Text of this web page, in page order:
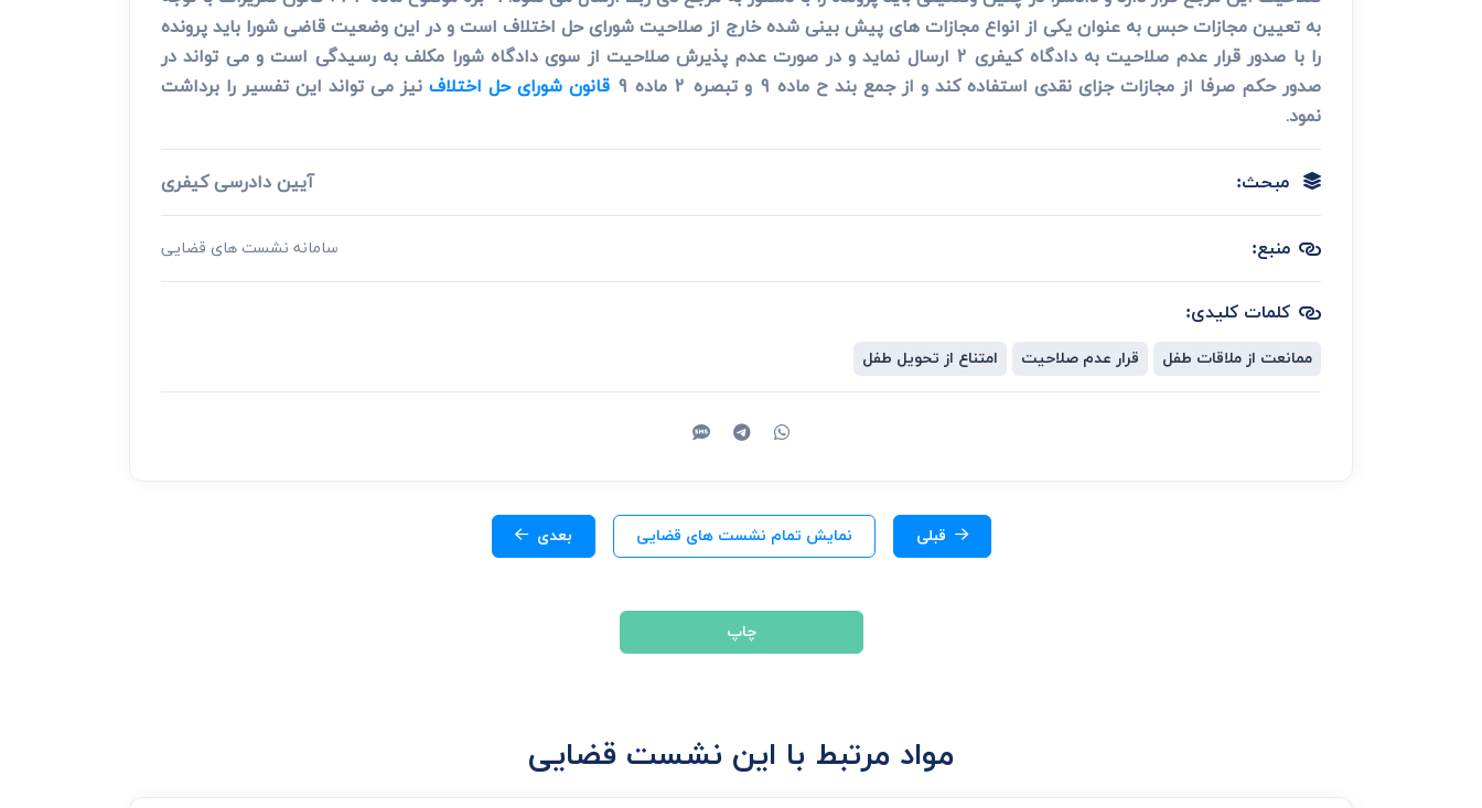
به تعیین مجازات حبس به عنوان یکی از انواع مجازات های پیش بینی شده خارج از صلاحیت شورای حل اختلاف است و در این وضعیت قاضی شورا باید پرونده
را با صدور قرار عدم صلاحیت به دادگاه کیفری 2 ارسال نماید و در صورت عدم پذیرش صلاحیت از سوی دادگاه شورا مکلف به رسیدگی است و می تواند در
صدور حکم صرفا از مجازات جزای نقدی استفاده کند و از جمع بند ح ماده 9 و تبصره 2 ماده 9
قانون شورای حل اختلافنیز می تواند این تفسیر را برداشت
نمود.
مبحث: آیین دادرسی کیفری
منبع: سامانه نشست های قضایی
کلمات کلیدی:
ممانعت از ملاقات طفل قرار عدم صلاحیت امتناع از تحویل طفل
بعدی نمایش تمام نشست های قضایی قبلی
چاپ
مواد مرتبط با این نشست قضایی